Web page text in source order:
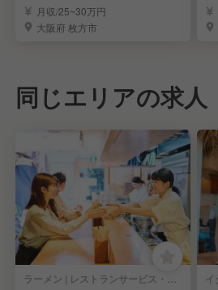
タッフ募集
月収/25~30万円
大阪府 枚方市
フ
同じエリアの求人
ラーメン | レストランサービス・ホールスタッフ